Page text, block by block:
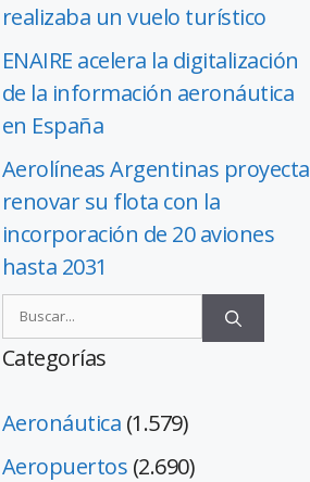
realizaba un vuelo turístico
ENAIRE acelera la digitalización
de la información aeronáutica
en España
Aerolíneas Argentinas proyecta
renovar su flota con la
incorporación de 20 aviones
hasta 2031
Categorías
Aeronáutica (1.579)
Aeropuertos (2.690)